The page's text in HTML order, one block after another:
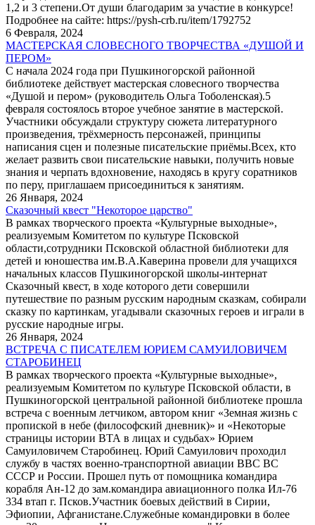
1,2 и 3 степени.От души благодарим за участие в конкурсе!
Подробнее на сайте: https://pysh-crb.ru/item/1792752
6 Февраля, 2024
МАСТЕРСКАЯ СЛОВЕСНОГО ТВОРЧЕСТВА «ДУШОЙ И
ПЕРОМ»
С начала 2024 года при Пушкиногорской районной
библиотеке действует мастерская словесного творчества
«Душой и пером» (руководитель Ольга Тоболенская).5
февраля состоялось второе учебное занятие в мастерской.
Участники обсуждали структуру сюжета литературного
произведения, трёхмерность персонажей, принципы
написания сцен и полезные писательские приёмы.Всех, кто
желает развить свои писательские навыки, получить новые
знания и черпать вдохновение, находясь в кругу соратников
по перу, приглашаем присоединиться к занятиям.
26 Января, 2024
Сказочный квест "Некоторое царство"
В рамках творческого проекта «Культурные выходные»,
реализуемым Комитетом по культуре Псковской
области,сотрудники Псковской областной библиотеки для
детей и юношества им.В.А.Каверина провели для учащихся
начальных классов Пушкиногорской школы-интернат
Сказочный квест, в ходе которого дети совершили
путешествие по разным русским народным сказкам, собирали
сказку по картинкам, угадывали сказочных героев и играли в
русские народные игры.
26 Января, 2024
ВСТРЕЧА С ПИСАТЕЛЕМ ЮРИЕМ САМУИЛОВИЧЕМ
СТАРОБИНЕЦ
В рамках творческого проекта «Культурные выходные»,
реализуемым Комитетом по культуре Псковской области, в
Пушкиногорской центральной районной библиотеке прошла
встреча с военным летчиком, автором книг «Земная жизнь с
пропиской в небе (философский дневник)» и «Некоторые
страницы истории ВТА в лицах и судьбах» Юрием
Самуиловичем Старобинец. Юрий Самуилович проходил
службу в частях военно-транспортной авиации ВВС ВС
СССР и России. Прошел путь от помощника командира
корабля Ан-12 до зам.командира авиационного полка Ил-76
334 втап г. Псков.Участник боевых действий в Сирии,
Эфиопии, Афганистане.Служебные командировки в более